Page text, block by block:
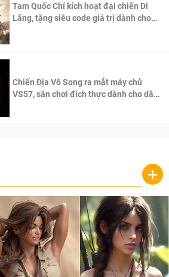
Tam Quốc Chí kích hoạt đại chiến Di
Lăng, tặng siêu code giá trị dành cho
Chiến Địa Vô Song ra mắt máy chủ
VS57, sân chơi đích thực dành cho dân
+